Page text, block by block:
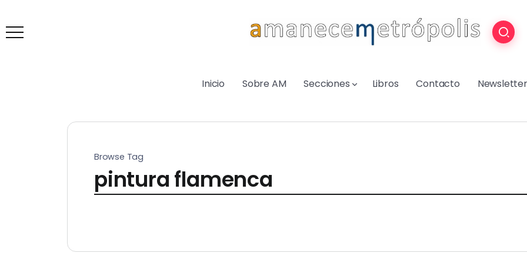
Inicio Sobre AM Secciones Libros Contacto Newsletter
Browse Tag
pintura flamenca